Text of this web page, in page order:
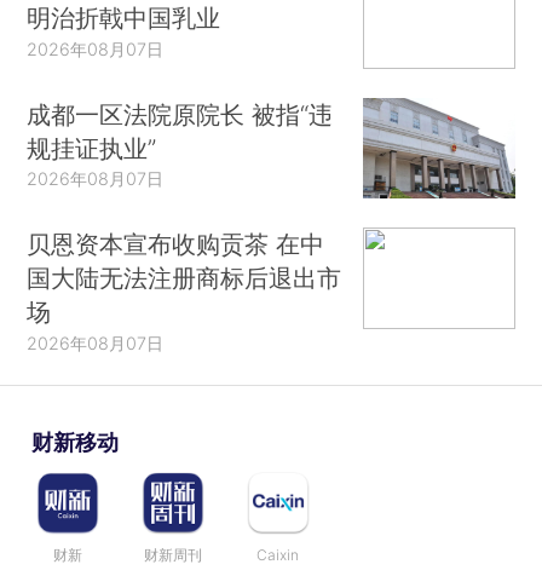
明治折戟中国乳业
2026年08月07日
成都一区法院原院长 被指“违
规挂证执业”
2026年08月07日
贝恩资本宣布收购贡茶 在中
国大陆无法注册商标后退出市
场
2026年08月07日
财新移动
财新 财新周刊 Caixin